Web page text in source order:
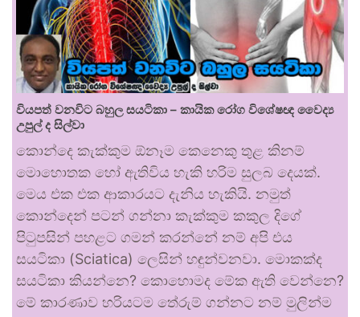
වියපත් වනවිට බහුල සයටිකා – කායික රෝග විශේෂඥ වෛද්‍ය
උපුල් ද සිල්වා
කොන්දෙ කැක්කුම ඕනෑම කෙනෙකු තුළ කිනම්
මොහොතක හෝ ඇතිවිය හැකි හරිම සුලබ දෙයක්.
මෙය එක එක ආකාරයට දැනිය හැකියි. නමුත්
කොන්දෙන් පටන් ගන්නා කැක්කුම කකුල දිගේ
පිටුපසින් පහළට ගමන් කරන්නේ නම් අපි එය
සයටිකා (Sciatica) ලෙසින් හඳුන්වනවා. මොකක්ද
සයටිකා කියන්නෙ? කොහොමද මේක ඇති වෙන්නෙ?
මේ කාරණාව හරියටම තේරුම් ගන්නට නම් මුලින්ම